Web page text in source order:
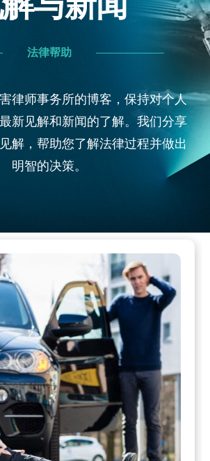
法律帮助
律师事务所的博客，保持对个人
新见解和新闻的了解。我们分享
解，帮助您了解法律过程并做出
明智的决策。